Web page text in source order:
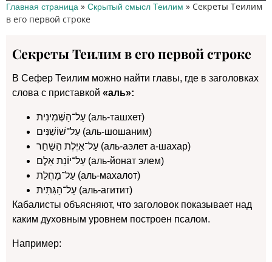
Главная страница » Скрытый смысл Теилим » Секреты Теилим
в его первой строке
Секреты Теилим в его первой строке
В Сефер Теилим можно найти главы, где в заголовках
слова с приставкой «аль»:
עַל־הַשְּׁמִינִית (аль-ташхет)
עַל־שׁוֹשַׁנִּים (аль-шошаним)
עַל־אַיֶּלֶת הַשַּׁחַר (аль-аэлет а-шахар)
עַל־יוֹנַת אֵלֶם (аль-йонат элем)
עַל־מָחֲלַת (аль-махалот)
עַל־הַגִּתִּית (аль-агитит)
Кабалисты объясняют, что заголовок показывает над
каким духовным уровнем построен псалом.
Например: